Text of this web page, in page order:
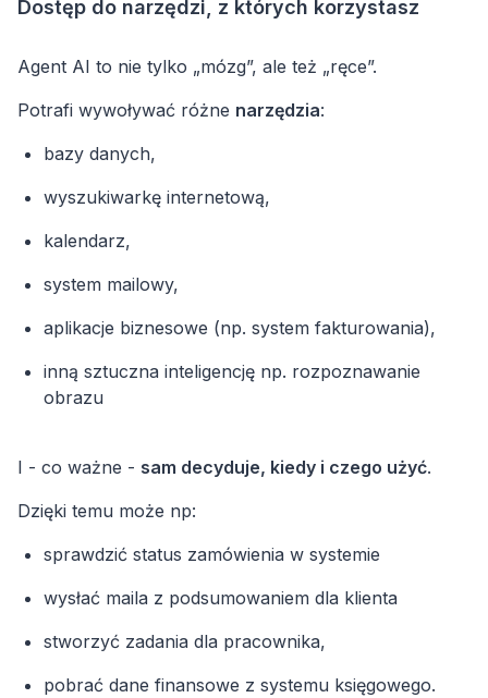
Dostęp do narzędzi, z których korzystasz
Agent AI to nie tylko „mózg”, ale też „ręce”.
Potrafi wywoływać różne narzędzia:
bazy danych,
wyszukiwarkę internetową,
kalendarz,
system mailowy,
aplikacje biznesowe (np. system fakturowania),
inną sztuczna inteligencję np. rozpoznawanie
obrazu
I - co ważne - sam decyduje, kiedy i czego użyć.
Dzięki temu może np:
sprawdzić status zamówienia w systemie
wysłać maila z podsumowaniem dla klienta
stworzyć zadania dla pracownika,
pobrać dane finansowe z systemu księgowego.